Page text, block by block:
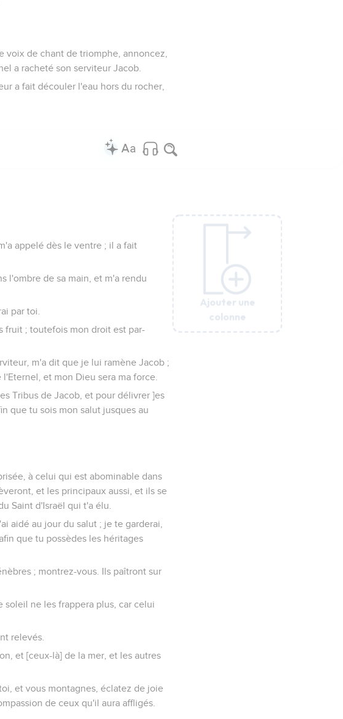
Ajouter une
colonne
voix de chant de triomphe, annoncez,
a racheté son serviteur Jacob.
a fait découler l'eau hors du rocher,
Ajouter une
colonne
appelé dès le ventre ; il a fait
l'ombre de sa main, et m'a rendu
par toi.
fruit ; toutefois mon droit est par-
m'a dit que je lui ramène Jacob ;
et mon Dieu sera ma force.
Tribus de Jacob, et pour délivrer ]es
que tu sois mon salut jusques au
à celui qui est abominable dans
et les principaux aussi, et ils se
Saint d'Israël qui t'a élu.
aidé au jour du salut ; je te garderai,
que tu possèdes les héritages
; montrez-vous. Ils paîtront sur
ne les frappera plus, car celui
relevés.
et [ceux-là] de la mer, et les autres
et vous montagnes, éclatez de joie
de ceux qu'il aura affligés.
Ajouter une
colonne
Ajouter une
colonne
Ajouter une
colonne
Ajouter une
colonne